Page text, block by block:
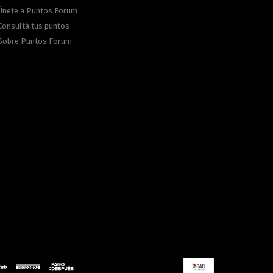
a Puntos Forum
tus puntos
Puntos Forum